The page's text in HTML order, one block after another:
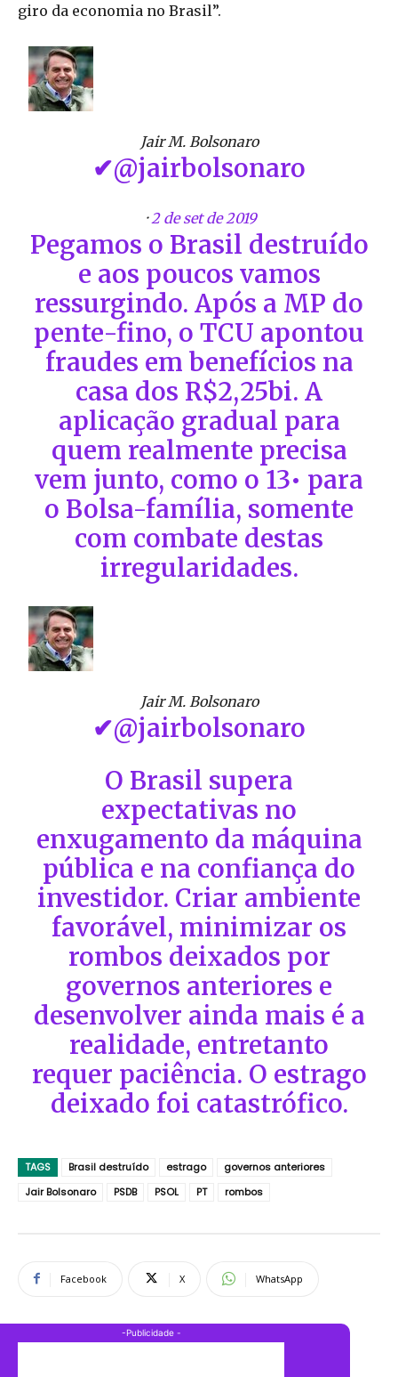
giro da economia no Brasil”.
Jair M. Bolsonaro
✔@jairbolsonaro
·2 de set de 2019
Pegamos o Brasil destruído
e aos poucos vamos
ressurgindo. Após a MP do
pente-fino, o TCU apontou
fraudes em benefícios na
casa dos R$2,25bi. A
aplicação gradual para
quem realmente precisa
vem junto, como o 13• para
o Bolsa-família, somente
com combate destas
irregularidades.
Jair M. Bolsonaro
✔@jairbolsonaro
O Brasil supera
expectativas no
enxugamento da máquina
pública e na confiança do
investidor. Criar ambiente
favorável, minimizar os
rombos deixados por
governos anteriores e
desenvolver ainda mais é a
realidade, entretanto
requer paciência. O estrago
deixado foi catastrófico.
TAGS Brasil destruído estrago
governos anteriores
Jair Bolsonaro
PSDB PSOL PT rombos
Facebook X WhatsApp
-Publicidade -